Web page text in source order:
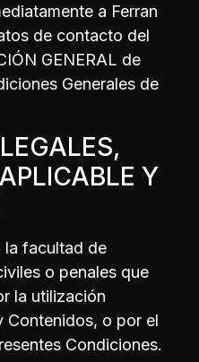
a Ferran
de contacto del
GENERAL de
Generales de
Y
la facultad de
o penales que
la utilización
Contenidos, o por el
Condiciones.